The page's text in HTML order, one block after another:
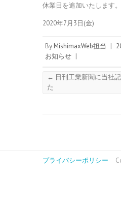
休業日を追加いたします。
2020年7月3日(金)
By MishimaxWeb担当 |
お知らせ |
← 日刊工業新聞に当社
た
プライバシーポリシー